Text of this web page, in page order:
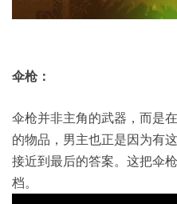
伞枪：
伞枪并非主角的武器，而是
的物品，男主也正是因为有
接近到最后的答案。这把伞
档。